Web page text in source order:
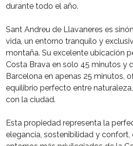
durante todo el año.
Sant Andreu de Llavaneres es
vida, un entorno tranquilo y
montaña. Su excelente ubicación
Costa Brava en solo 45 minutos y
Barcelona en apenas 25 minutos,
equilibrio perfecto entre
con la ciudad.
Esta propiedad representa la
elegancia, sostenibilidad y confort,